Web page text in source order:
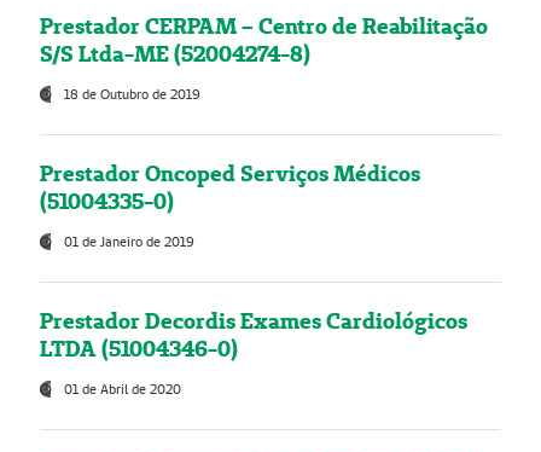
Prestador CERPAM – Centro de Reabilitação
S/S Ltda-ME (52004274-8)
18 de Outubro de 2019
Prestador Oncoped Serviços Médicos
(51004335-0)
01 de Janeiro de 2019
Prestador Decordis Exames Cardiológicos
LTDA (51004346-0)
01 de Abril de 2020